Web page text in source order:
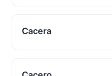
Cacera